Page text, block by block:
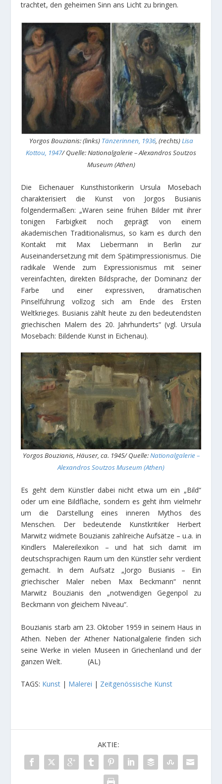
trachtet, den geheimen Sinn ans Licht zu bringen.
Yorgos Bouzianis: (links) Tänzerinnen, 1936, (rechts)Lisa
Kottou, 1947/ Quelle: Nationalgalerie – Alexandros Soutzos
Museum (Athen)
Die Eichenauer Kunsthistorikerin Ursula Mosebach
charakterisiert die Kunst von Jorgos Busianis
folgendermaßen: „Waren seine frühen Bilder mit ihrer
tonigen Farbigkeit noch geprägt von einem
akademischen Traditionalismus, so kam es durch den
Kontakt mit Max Liebermann in Berlin zur
Auseinandersetzung mit dem Spätimpressionismus. Die
radikale Wende zum Expressionismus mit seiner
vereinfachten, direkten Bildsprache, der Dominanz der
Farbe und einer expressiven, dramatischen
Pinselführung vollzog sich am Ende des Ersten
Weltkrieges. Busianis zählt heute zu den bedeutendsten
griechischen Malern des 20. Jahrhunderts“ (vgl. Ursula
Mosebach: Bildende Kunst in Eichenau).
Yorgos Bouzianis, Häuser, ca. 1945/ Quelle:Nationalgalerie –
Alexandros Soutzos Museum (Athen)
Es geht dem Künstler dabei nicht etwa um ein „Bild“
oder um eine Bildfläche, sondern es geht ihm vielmehr
um die Darstellung eines inneren Mythos des
Menschen. Der bedeutende Kunstkritiker Herbert
Marwitz widmete Bouzianis zahlreiche Aufsätze – u.a. in
Kindlers Malereilexikon – und hat sich damit im
deutschsprachigen Raum um den Künstler sehr verdient
gemacht. In dem Aufsatz „Jorgo Busianis – Ein
griechischer Maler neben Max Beckmann“ nennt
Marwitz Bouzianis den „notwendigen Gegenpol zu
Beckmann von gleichem Niveau“.
Bouzianis starb am 23. Oktober 1959 in seinem Haus in
Athen. Neben der Athener Nationalgalerie finden sich
seine Werke in vielen Museen in Griechenland und der
ganzen Welt. (AL)
TAGS: Kunst | Malerei | Zeitgenössische Kunst
AKTIE: